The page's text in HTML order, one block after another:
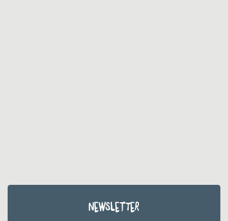
NEWSLETTER